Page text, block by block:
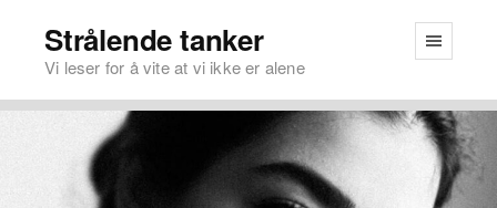
Strålende tanker
Vi leser for å vite at vi ikke er alene